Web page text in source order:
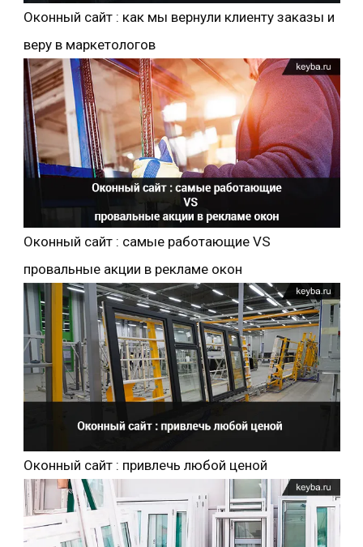
Оконный сайт : как мы вернули клиенту заказы и
веру в маркетологов
Оконный сайт : самые работающие VS
провальные акции в рекламе окон
Оконный сайт : привлечь любой ценой